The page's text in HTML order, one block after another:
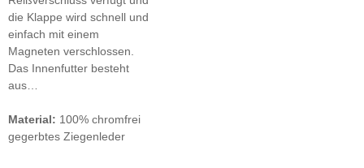
die Klappe wird schnell und
einfach mit einem
Magneten verschlossen.
Das Innenfutter besteht
aus…
Material: 100% chromfrei
gegerbtes Ziegenleder